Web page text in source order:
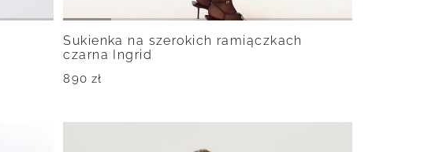
Sukienka na szerokich ramiączkach
czarna Ingrid
890zł